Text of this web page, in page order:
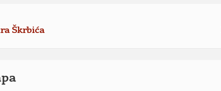
Škrbića